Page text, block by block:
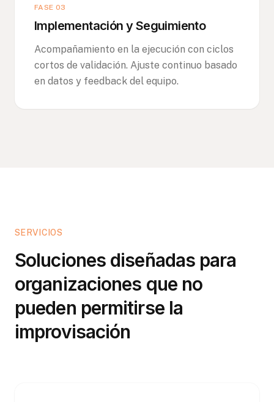
FASE 03
Implementación y Seguimiento
Acompañamiento en la ejecución con ciclos
cortos de validación. Ajuste continuo basado
en datos y feedback del equipo.
SERVICIOS
Soluciones diseñadas para
organizaciones que no
pueden permitirse la
improvisación